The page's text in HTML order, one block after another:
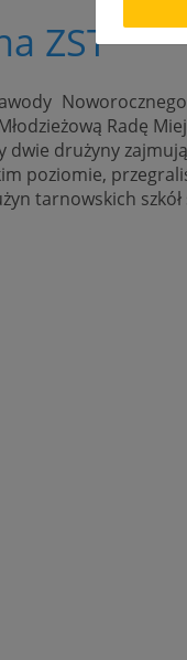
ZST
Radę
dwie drużyny
poziomie,
tarnowskich